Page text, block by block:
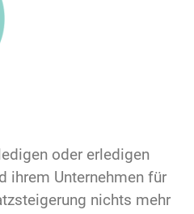
oder erledigen
ihrem Unternehmen für
nichts mehr